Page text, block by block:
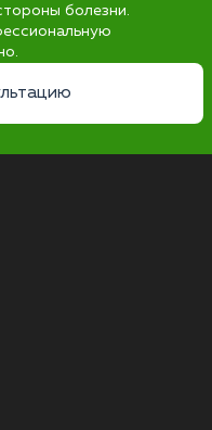
болезни.